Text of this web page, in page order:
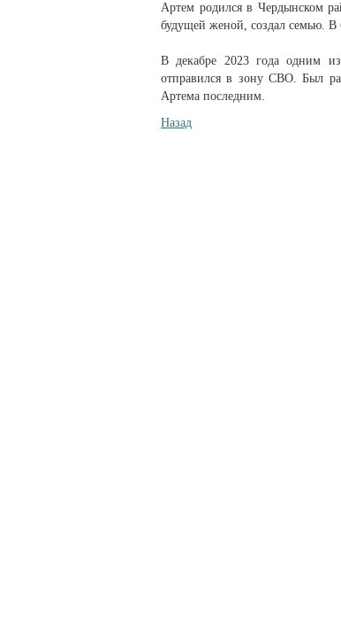
Артем родился в Чердынском
будущей женой, создал семью. В
В декабре 2023 года одним
отправился в зону СВО. Был
Артема последним.
Назад